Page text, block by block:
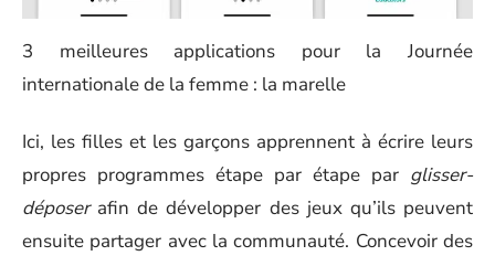
3 meilleures applications pour la Journée
internationale de la femme : la marelle
Ici, les filles et les garçons apprennent à écrire leurs
propres programmes étape par étape par glisser-
déposerafin de développer des jeux qu’ils peuvent
ensuite partager avec la communauté. Concevoir des